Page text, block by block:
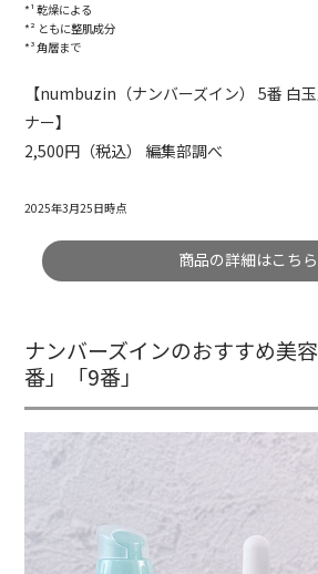
*¹ 乾燥による
*² ともに整肌成分
*³ 角層まで
【numbuzin（ナンバーズイン） 5番 白
ナー】
2,500円（税込） 編集部調べ
2025年3月25日時点
商品の詳細はこちら
ナンバーズインのおすすめ美
番」「9番」